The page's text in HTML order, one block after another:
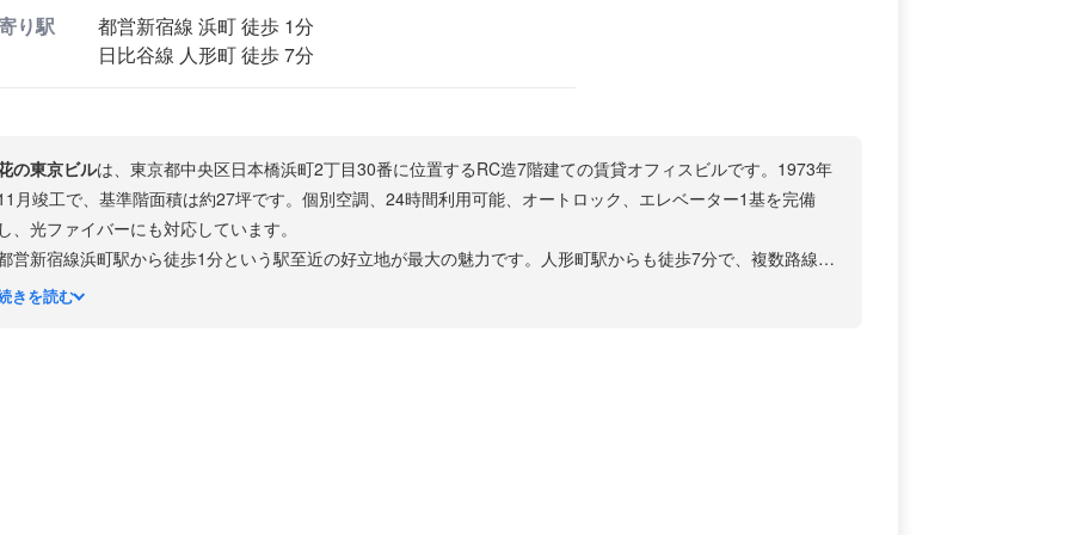
り駅
都営新宿線 浜町 徒歩 1分
日比谷線 人形町 徒歩 7分
の東京ビルは、東京都中央区日本橋浜町2丁目30番に位置するRC造7階建ての賃貸オフィスビルです。1973年
月竣工で、基準階面積は約27坪です。個別空調、24時間利用可能、オートロック、エレベーター1基を完備
、光ファイバーにも対応しています。
営新宿線浜町駅から徒歩1分という駅至近の好立地が最大の魅力です。人形町駅からも徒歩7分で、複数路線が
用可能です。浜町エリアは隅田川沿いの閑静な住宅・オフィス混在地域で、浜町公園や明治座などの文化施設
きを読む